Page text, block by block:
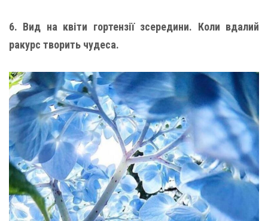
6. Вид на квіти гортензії зсередини. Коли вдалий
ракурс творить чудеса.